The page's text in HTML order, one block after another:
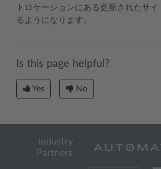
トロケーションにある更新されたサ
るようになります。
Is this page helpful?
Yes No
Industry
Partners: